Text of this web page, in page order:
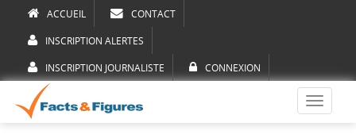
ACCUEIL CONTACT
INSCRIPTION ALERTES
INSCRIPTION JOURNALISTE CONNEXION
Toggle